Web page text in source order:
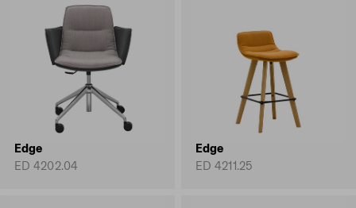
Edge
ED 4202.04
Edge
ED 4211.25